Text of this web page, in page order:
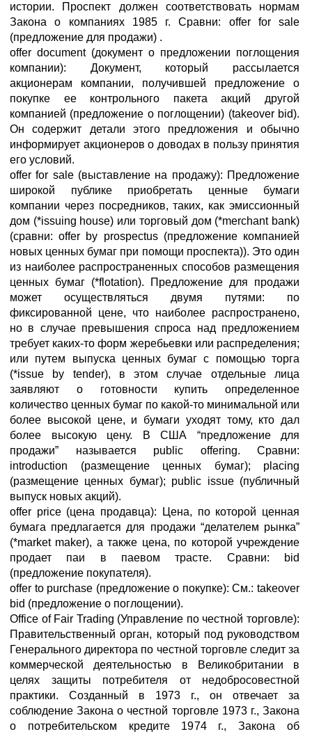
истории. Проспект должен соответствовать нормам
Закона о компаниях 1985 г. Сравни: offer for sale
(предложение для продажи) .
offer document (документ о предложении поглощения
компании): Документ, который рассылается
акционерам компании, получившей предложение о
покупке ее контрольного пакета акций другой
компанией (предложение о поглощении) (takeover bid).
Он содержит детали этого предложения и обычно
информирует акционеров о доводах в пользу принятия
его условий.
offer for sale (выставление на продажу): Предложение
широкой публике приобретать ценные бумаги
компании через посредников, таких, как эмиссионный
дом (*issuing house) или торговый дом (*merchant bank)
(сравни: offer by prospectus (предложение компанией
новых ценных бумаг при помощи проспекта)). Это один
из наиболее распространенных способов размещения
ценных бумаг (*flotation). Предложение для продажи
может осуществляться двумя путями: по
фиксированной цене, что наиболее распространено,
но в случае превышения спроса над предложением
требует каких-то форм жеребьевки или распределения;
или путем выпуска ценных бумаг с помощью торга
(*issue by tender), в этом случае отдельные лица
заявляют о готовности купить определенное
количество ценных бумаг по какой-то минимальной или
более высокой цене, и бумаги уходят тому, кто дал
более высокую цену. В США “предложение для
продажи” называется public offering. Сравни:
introduction (размещение ценных бумаг); placing
(размещение ценных бумаг); public issue (публичный
выпуск новых акций).
offer price (цена продавца): Цена, по которой ценная
бумага предлагается для продажи “делателем рынка”
(*market maker), а также цена, по которой учреждение
продает паи в паевом трасте. Сравни: bid
(предложение покупателя).
offer to purchase (предложение о покупке): См.: takeover
bid (предложение о поглощении).
Office of Fair Trading (Управление по честной торговле):
Правительственный орган, который под руководством
Генерального директора по честной торговле следит за
коммерческой деятельностью в Великобритании в
целях защиты потребителя от недобросовестной
практики. Созданный в 1973 г., он отвечает за
соблюдение Закона о честной торговле 1973 г., Закона
о потребительском кредите 1974 г., Закона об